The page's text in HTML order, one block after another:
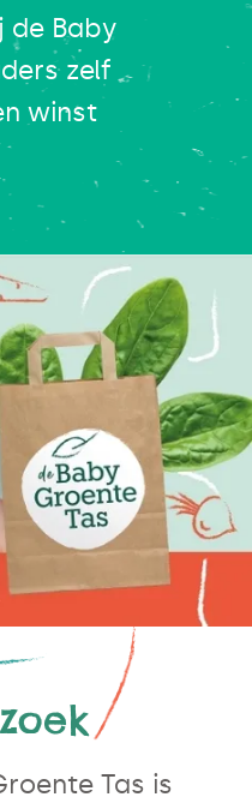
de Baby
zelf
winst
Tas is